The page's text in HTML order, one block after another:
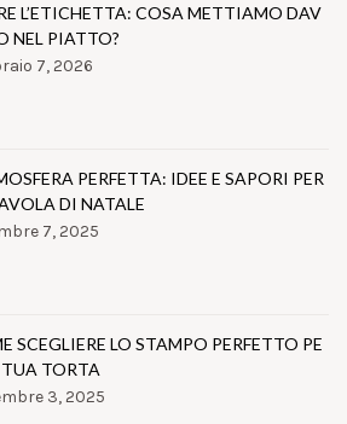
L’ETICHETTA: COSA METTIAMO DAV
NEL PIATTO?
7, 2026
PERFETTA: IDEE E SAPORI PER
DI NATALE
7, 2025
SCEGLIERE LO STAMPO PERFETTO PE
TUA TORTA
3, 2025